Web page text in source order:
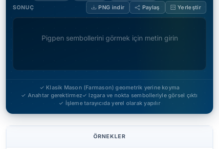
SONUÇ
PNG indir Paylaş Yerleştir
Pigpen sembollerini görmek için metin girin
✓ Klasik Mason (Farmason) geometrik yerine koyma
✓ Anahtar gerektirmez✓ Izgara ve nokta sembolleriyle görsel çıktı
✓ İşleme tarayıcıda yerel olarak yapılır
ÖRNEKLER